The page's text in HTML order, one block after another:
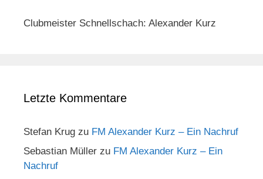
Clubmeister Schnellschach: Alexander Kurz
Letzte Kommentare
Stefan Krug zu FM Alexander Kurz – Ein Nachruf
Sebastian Müller zu FM Alexander Kurz – Ein
Nachruf